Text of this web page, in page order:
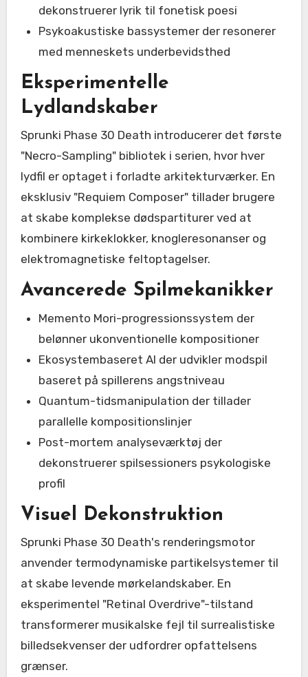
dekonstruerer lyrik til fonetisk poesi
Psykoakustiske bassystemer der resonerer
med menneskets underbevidsthed
Eksperimentelle
Lydlandskaber
Sprunki Phase 30 Death introducerer det første
"Necro-Sampling" bibliotek i serien, hvor hver
lydfil er optaget i forladte arkitekturværker. En
eksklusiv "Requiem Composer" tillader brugere
at skabe komplekse dødspartiturer ved at
kombinere kirkeklokker, knogleresonanser og
elektromagnetiske feltoptagelser.
Avancerede Spilmekanikker
Memento Mori-progressionssystem der
belønner ukonventionelle kompositioner
Ekosystembaseret AI der udvikler modspil
baseret på spillerens angstniveau
Quantum-tidsmanipulation der tillader
parallelle kompositionslinjer
Post-mortem analyseværktøj der
dekonstruerer spilsessioners psykologiske
profil
Visuel Dekonstruktion
Sprunki Phase 30 Death's renderingsmotor
anvender termodynamiske partikelsystemer til
at skabe levende mørkelandskaber. En
eksperimentel "Retinal Overdrive"-tilstand
transformerer musikalske fejl til surrealistiske
billedsekvenser der udfordrer opfattelsens
grænser.